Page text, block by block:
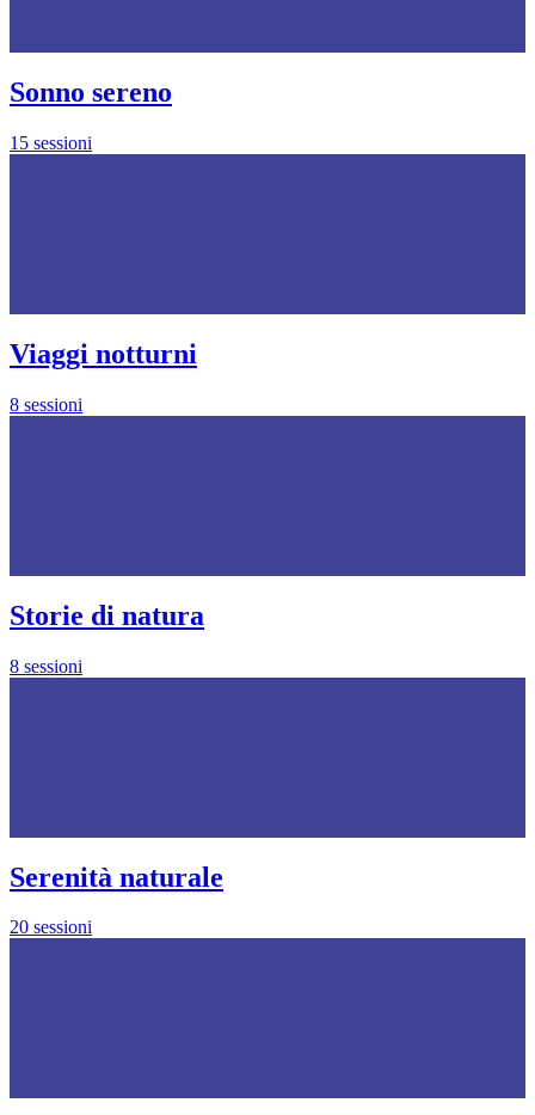
Sonno sereno
15 sessioni
Viaggi notturni
8 sessioni
Storie di natura
8 sessioni
Serenità naturale
20 sessioni